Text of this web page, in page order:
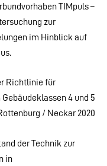
TIMpuls –
zur
im Hinblick auf
Richtlinie für
4 und 5
/ Neckar 2020
der Technik zur
in